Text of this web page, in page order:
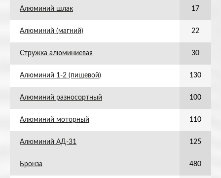
Алюминий шлак 17
Алюминий (магний) 22
Стружка алюминиевая 30
Алюминий 1-2 (пищевой) 130
Алюминий разносортный 100
Алюминий моторный 110
Алюминий АД-31 125
Бронза 480